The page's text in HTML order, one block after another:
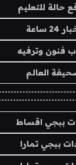
حالة للتعليم
24 ساعة
فنون وترفيه
العالم
ببجي اقساط
ببجي تمارا